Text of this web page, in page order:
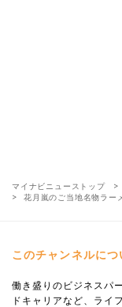
マイナビニューストップ
花月嵐のご当地名物ラー
このチャンネルにつ
働き盛りのビジネスパ
ドキャリアなど、ライ